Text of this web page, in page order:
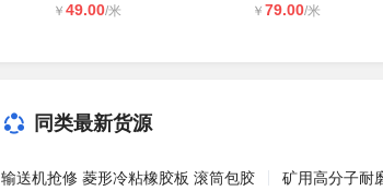
￥ 49.00/米 ￥ 79.00/米
同类最新货源
输送机抢修 菱形冷粘橡胶板 滚筒包胶 矿用高分子耐